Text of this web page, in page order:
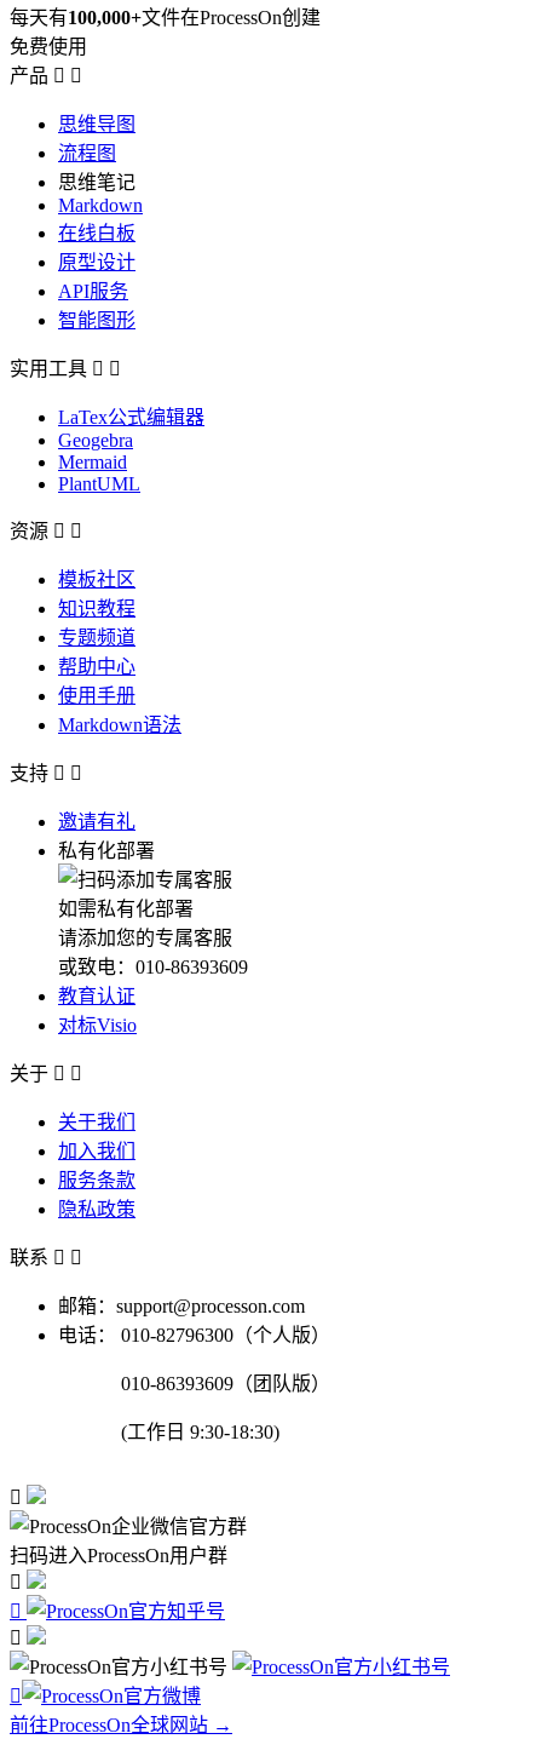
每天有100,000+文件在ProcessOn创建
免费使用
产品  
思维导图
流程图
思维笔记
Markdown
在线白板
原型设计
API服务
智能图形
实用工具  
LaTex公式编辑器
Geogebra
Mermaid
PlantUML
资源  
模板社区
知识教程
专题频道
帮助中心
使用手册
Markdown语法
支持  
邀请有礼
私有化部署
如需私有化部署
请添加您的专属客服
或致电：010-86393609
教育认证
对标Visio
关于  
关于我们
加入我们
服务条款
隐私政策
联系  
邮箱：support@processon.com
电话：
010-82796300（个人版）
010-86393609（团队版）
(工作日 9:30-18:30)

扫码进入ProcessOn用户群




前往ProcessOn全球网站 →